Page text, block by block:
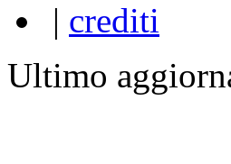
| crediti
Ultimo